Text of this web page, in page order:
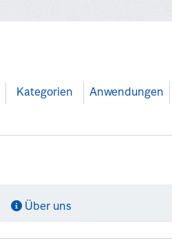
Kategorien Anwendungen
Über uns